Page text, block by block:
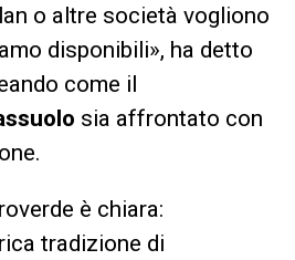
o altre società vogliono
disponibili», ha detto
come il
sia affrontato con
è chiara:
tradizione di